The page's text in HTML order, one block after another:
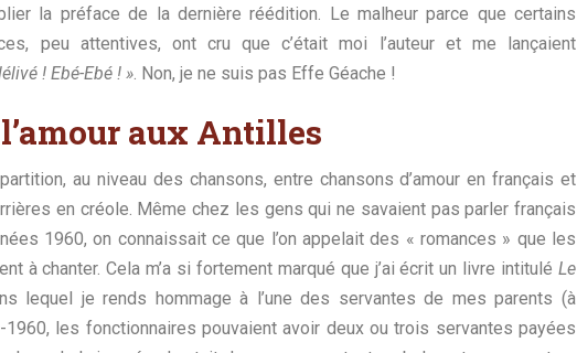
la préface de la dernière réédition. Le malheur parce que certains
peu attentives, ont cru que c’était moi l’auteur et me lançaient
! Ebé-Ebé ! ». Non, je ne suis pas Effe Géache !
aux Antilles
au niveau des chansons, entre chansons d’amour en français et
en créole. Même chez les gens qui ne savaient pas parler français
1960, on connaissait ce que l’on appelait des « romances » que les
à chanter. Cela m’a si fortement marqué que j’ai écrit un livre intitulé Le
lequel je rends hommage à l’une des servantes de mes parents (à
1960, les fonctionnaires pouvaient avoir deux ou trois servantes payées